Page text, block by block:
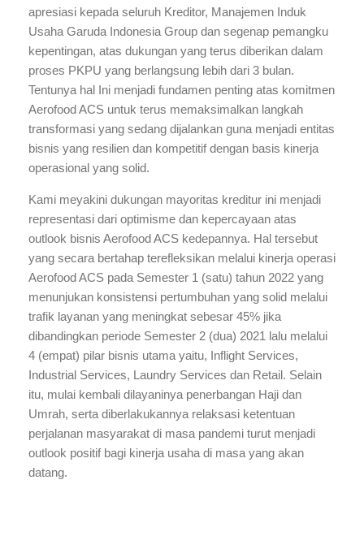
apresiasi kepada seluruh Kreditor, Manajemen Induk
Usaha Garuda Indonesia Group dan segenap pemangku
kepentingan, atas dukungan yang terus diberikan dalam
proses PKPU yang berlangsung lebih dari 3 bulan.
Tentunya hal Ini menjadi fundamen penting atas komitmen
Aerofood ACS untuk terus memaksimalkan langkah
transformasi yang sedang dijalankan guna menjadi entitas
bisnis yang resilien dan kompetitif dengan basis kinerja
operasional yang solid.
Kami meyakini dukungan mayoritas kreditur ini menjadi
representasi dari optimisme dan kepercayaan atas
outlook bisnis Aerofood ACS kedepannya. Hal tersebut
yang secara bertahap terefleksikan melalui kinerja operasi
Aerofood ACS pada Semester 1 (satu) tahun 2022 yang
menunjukan konsistensi pertumbuhan yang solid melalui
trafik layanan yang meningkat sebesar 45% jika
dibandingkan periode Semester 2 (dua) 2021 lalu melalui
4 (empat) pilar bisnis utama yaitu, Inflight Services,
Industrial Services, Laundry Services dan Retail. Selain
itu, mulai kembali dilayaninya penerbangan Haji dan
Umrah, serta diberlakukannya relaksasi ketentuan
perjalanan masyarakat di masa pandemi turut menjadi
outlook positif bagi kinerja usaha di masa yang akan
datang.